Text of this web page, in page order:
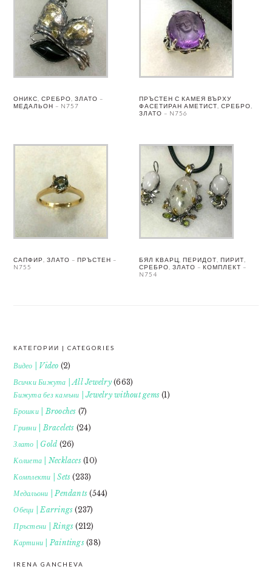
ОНИКС, СРЕБРО, ЗЛАТО –
МЕДАЛЬОН – N757
ПРЪСТЕН С КАМЕЯ ВЪРХУ
ФАСЕТИРАН АМЕТИСТ, СРЕБРО,
ЗЛАТО – N756
САПФИР, ЗЛАТО – ПРЪСТЕН –
N755
БЯЛ КВАРЦ, ПЕРИДОТ, ПИРИТ,
СРЕБРО, ЗЛАТО – КОМПЛЕКТ –
N754
FOOTER
КАТЕГОРИИ | CATEGORIES
Видео | Video (2)
Всички Бижута | All Jewelry(663)
Бижута без камъни | Jewelry without gems (1)
Брошки | Brooches (7)
Гривни | Bracelets (24)
Злато | Gold (26)
Колиета | Necklaces(10)
Комплекти | Sets (233)
Медальони | Pendants (544)
Обеци | Earrings (237)
Пръстени | Rings (212)
Картини | Paintings(38)
IRENA GANCHEVA